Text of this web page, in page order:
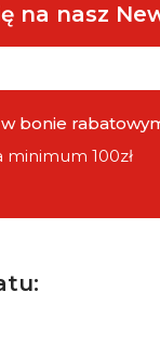
na nasz
w bonie
100zł